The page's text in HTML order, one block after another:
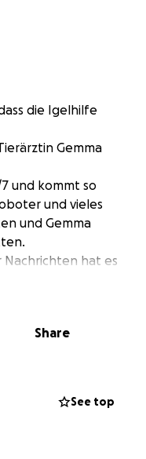
die Igelhilfe
Gemma
und kommt so
und vieles
und Gemma
Nachrichten hat es
wir dich.
der Igel.
lokales/region-
die-igel-
Share
See top